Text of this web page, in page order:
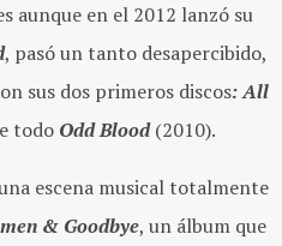
aunque en el 2012 lanzó su
, pasó un tanto desapercibido,
sus dos primeros discos: All
todo Odd Blood(2010).
escena musical totalmente
& Goodbye, un álbum que